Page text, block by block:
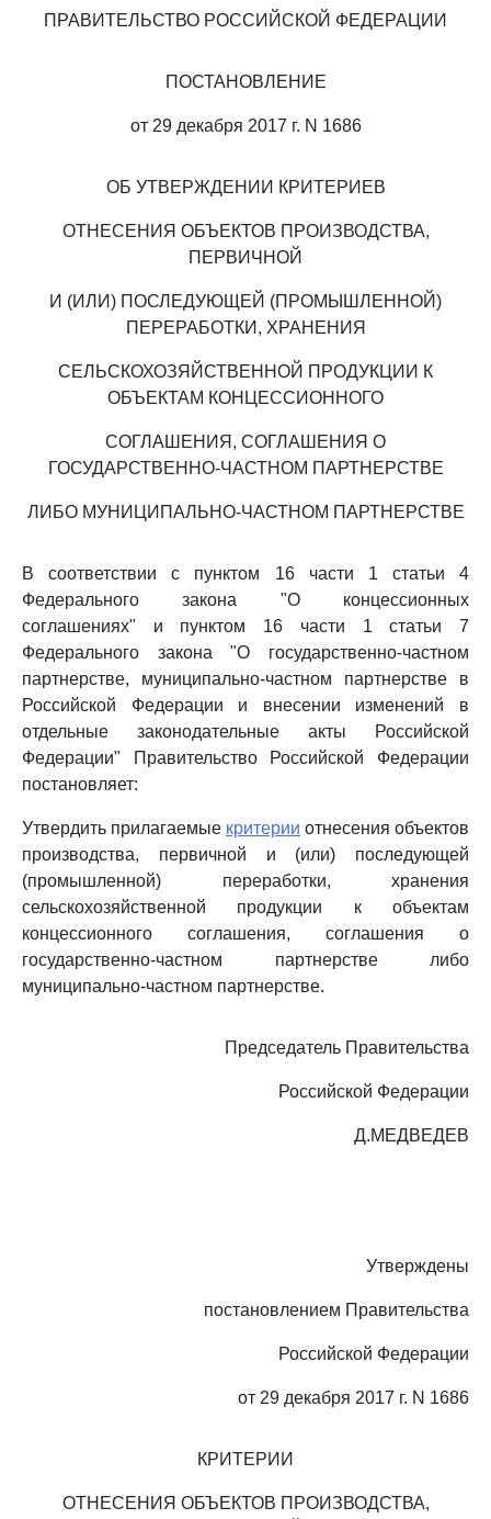
ПРАВИТЕЛЬСТВО РОССИЙСКОЙ ФЕДЕРАЦИИ
ПОСТАНОВЛЕНИЕ
от 29 декабря 2017 г. N 1686
ОБ УТВЕРЖДЕНИИ КРИТЕРИЕВ
ОТНЕСЕНИЯ ОБЪЕКТОВ ПРОИЗВОДСТВА,
ПЕРВИЧНОЙ
И (ИЛИ) ПОСЛЕДУЮЩЕЙ (ПРОМЫШЛЕННОЙ)
ПЕРЕРАБОТКИ, ХРАНЕНИЯ
СЕЛЬСКОХОЗЯЙСТВЕННОЙ ПРОДУКЦИИ К
ОБЪЕКТАМ КОНЦЕССИОННОГО
СОГЛАШЕНИЯ, СОГЛАШЕНИЯ О
ГОСУДАРСТВЕННО-ЧАСТНОМ ПАРТНЕРСТВЕ
ЛИБО МУНИЦИПАЛЬНО-ЧАСТНОМ ПАРТНЕРСТВЕ
В соответствии с пунктом 16 части 1 статьи 4
Федерального закона "О концессионных
соглашениях" и пунктом 16 части 1 статьи 7
Федерального закона "О государственно-частном
партнерстве, муниципально-частном партнерстве в
Российской Федерации и внесении изменений в
отдельные законодательные акты Российской
Федерации" Правительство Российской Федерации
постановляет:
Утвердить прилагаемые критерии отнесения объектов
производства, первичной и (или) последующей
(промышленной) переработки, хранения
сельскохозяйственной продукции к объектам
концессионного соглашения, соглашения о
государственно-частном партнерстве либо
муниципально-частном партнерстве.
Председатель Правительства
Российской Федерации
Д.МЕДВЕДЕВ
Утверждены
постановлением Правительства
Российской Федерации
от 29 декабря 2017 г. N 1686
КРИТЕРИИ
ОТНЕСЕНИЯ ОБЪЕКТОВ ПРОИЗВОДСТВА,